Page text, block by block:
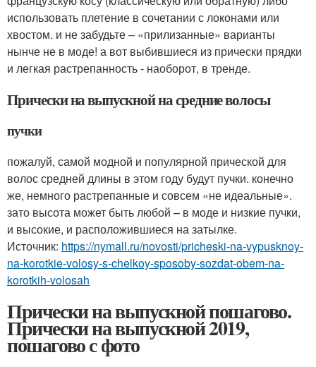
использовать плетение в сочетании с локонами или
хвостом. и не забудьте – «прилизанные» варианты
нынче не в моде! а вот выбившиеся из прически прядки
и легкая растрепанность - наоборот, в тренде.
Прически на выпускной на средние волосы
пучки
пожалуй, самой модной и популярной прической для
волос средней длины в этом году будут пучки. конечно
же, немного растрепанные и совсем «не идеальные».
зато высота может быть любой – в моде и низкие пучки,
и высокие, и расположившиеся на затылке.
Источник: https://nymall.ru/novosti/pricheski-na-vypusknoy-
na-korotkie-volosy-s-chelkoy-sposoby-sozdat-obem-na-
korotkih-volosah
Прически на выпускной пошагово.
Прически на выпускной 2019,
пошагово с фото